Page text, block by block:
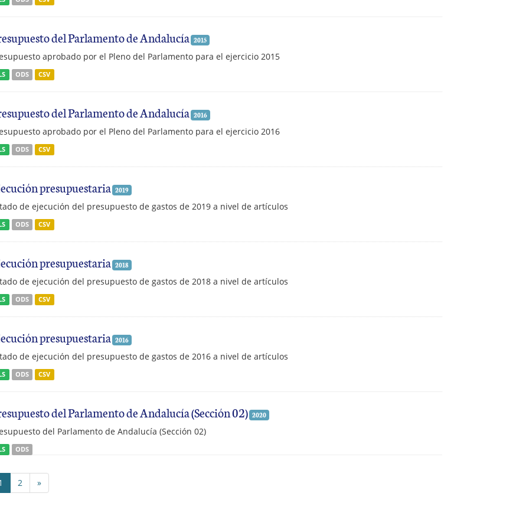
del Parlamento de Andalucía 2015
aprobado por el Pleno del Parlamento para el ejercicio 2015
ODS CSV
del Parlamento de Andalucía 2016
aprobado por el Pleno del Parlamento para el ejercicio 2016
ODS CSV
presupuestaria 2019
de ejecución del presupuesto de gastos de 2019 a nivel de artículos
ODS CSV
presupuestaria 2018
de ejecución del presupuesto de gastos de 2018 a nivel de artículos
ODS CSV
presupuestaria 2016
de ejecución del presupuesto de gastos de 2016 a nivel de artículos
ODS CSV
del Parlamento de Andalucía (Sección 02) 2020
del Parlamento de Andalucía (Sección 02)
ODS
2 »